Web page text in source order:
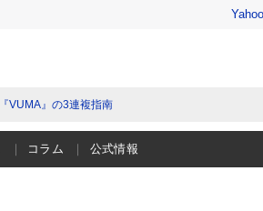
VUMA』の3連複指南
コラム 公式情報